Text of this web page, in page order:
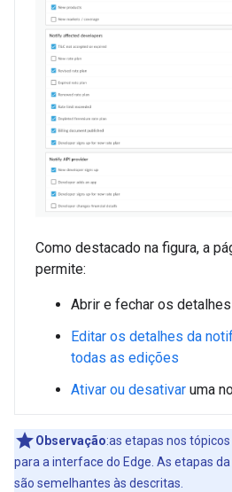
Como destacado na figura, a
permite:
Abrir e fechar os
Editar os detalhes da
todas as edições
Ativar ou desativar uma
Observação:as etapas nos
para a interface do Edge. As etapas
são semelhantes às descritas.